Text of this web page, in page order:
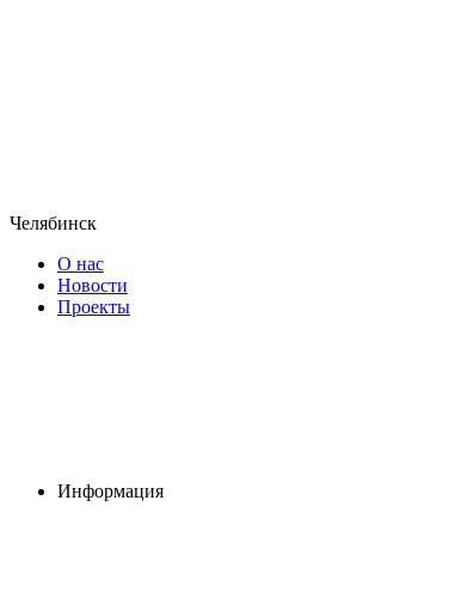
Челябинск
О нас
Новости
Проекты
Информация